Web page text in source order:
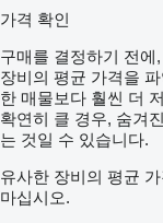
가격 확인
구매를 결정하기 전
장비의 평균 가격을
한 매물보다 훨씬 더
확연히 클 경우, 숨겨
는 것일 수 있습니다.
유사한 장비의 평균
마십시오.